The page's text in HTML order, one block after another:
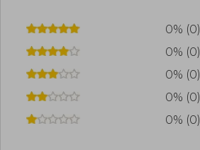
0% (0)
0% (0)
0% (0)
0% (0)
0% (0)